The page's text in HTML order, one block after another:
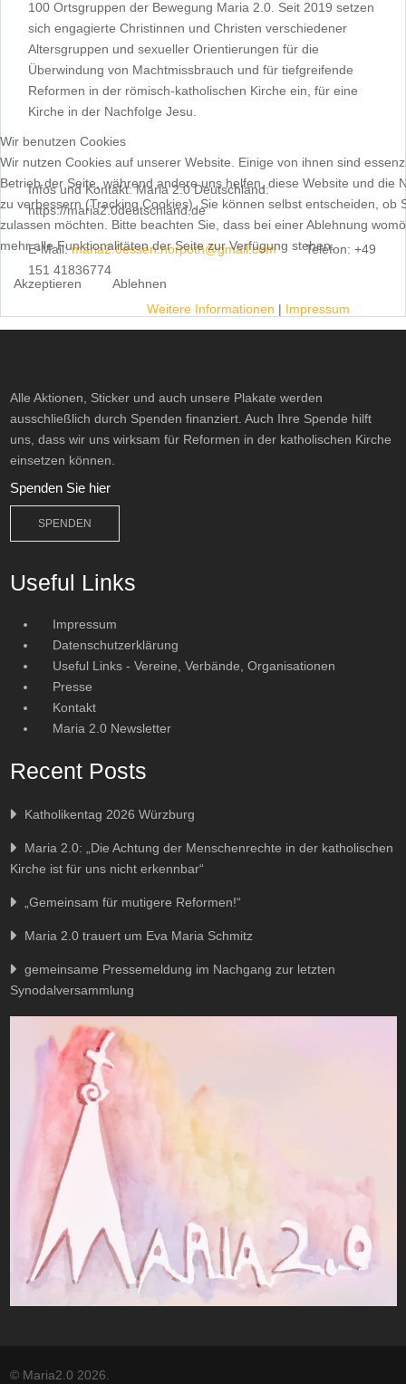
100 Ortsgruppen der Bewegung Maria 2.0. Seit 2019 setzen
sich engagierte Christinnen und Christen verschiedener
Altersgruppen und sexueller Orientierungen für die
Überwindung von Machtmissbrauch und für tiefgreifende
Reformen in der römisch-katholischen Kirche ein, für eine
Kirche in der Nachfolge Jesu.
Infos und Kontakt: Maria 2.0 Deutschland:
https://maria2.0deutschland.de
E-Mail:maria2.0essen.norpoth@gmail.comTelefon: +49
151 41836774
Alle Aktionen, Sticker und auch unsere Plakate werden
ausschließlich durch Spenden finanziert. Auch Ihre Spende hilft
uns, dass wir uns wirksam für Reformen in der katholischen Kirche
einsetzen können.
Spenden Sie hier
SPENDEN
Useful Links
Impressum
Datenschutzerklärung
Useful Links - Vereine, Verbände, Organisationen
Presse
Kontakt
Maria 2.0 Newsletter
Recent Posts
Katholikentag 2026 Würzburg
Maria 2.0: „Die Achtung der Menschenrechte in der katholischen
Kirche ist für uns nicht erkennbar“
„Gemeinsam für mutigere Reformen!“
Maria 2.0 trauert um Eva Maria Schmitz
gemeinsame Pressemeldung im Nachgang zur letzten
Synodalversammlung
© Maria2.0 2026.
Wir benutzen Cookies
Wir nutzen Cookies auf unserer Website. Einige von ihnen sind
Betrieb der Seite, während andere uns helfen, diese Website und die
zu verbessern (Tracking Cookies). Sie können selbst entscheiden, ob
zulassen möchten. Bitte beachten Sie, dass bei einer Ablehnung
mehr alle Funktionalitäten der Seite zur Verfügung stehen.
Akzeptieren
Ablehnen
Weitere Informationen | Impressum